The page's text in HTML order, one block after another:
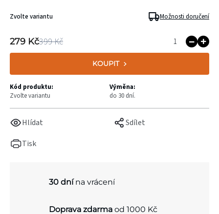
Tisk
Hlídat Sdílet
399 Kč
279 Kč
KOUPIT
Zvolte variantu Možnosti doručení
Kód produktu:
Zvolte variantu
Výměna:
do 30 dní.
30 dnína vrácení
Doprava zdarma od 1000 Kč